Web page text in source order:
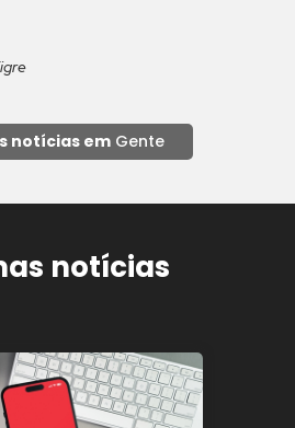
notícias em Gente
notícias